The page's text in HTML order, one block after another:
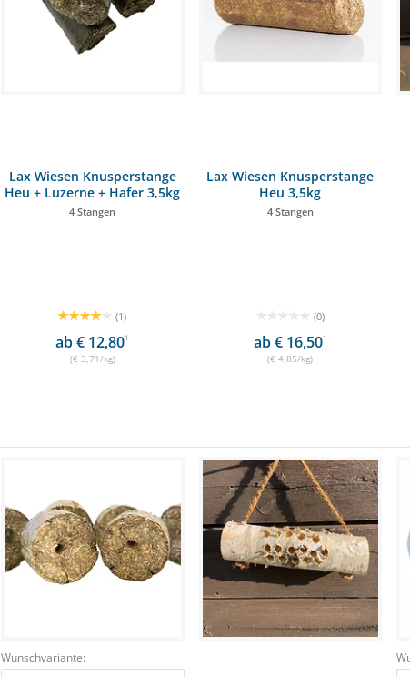
Lax Wiesen Knusperstange
Heu + Luzerne + Hafer 3,5kg
4 Stangen
(1)
ab € 12,801
(€ 3,71/kg)
Lax Wiesen Knusperstange
Heu 3,5kg
4 Stangen
(0)
ab € 16,501
(€ 4,85/kg)
Wunschvariante: